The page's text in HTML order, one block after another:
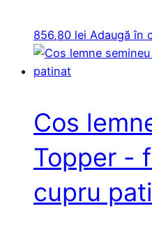
856,80 lei Adaugă în
Cos
Topper -
cupru